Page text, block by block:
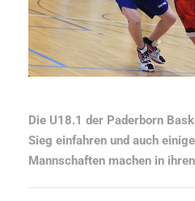
Die U18.1 der Paderborn
Sieg einfahren und auch
Mannschaften machen in